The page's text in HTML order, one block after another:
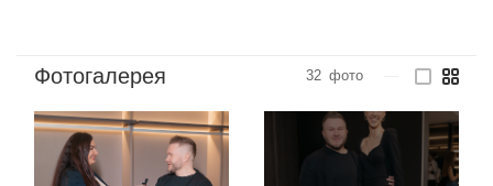
Фотогалерея 32 фото